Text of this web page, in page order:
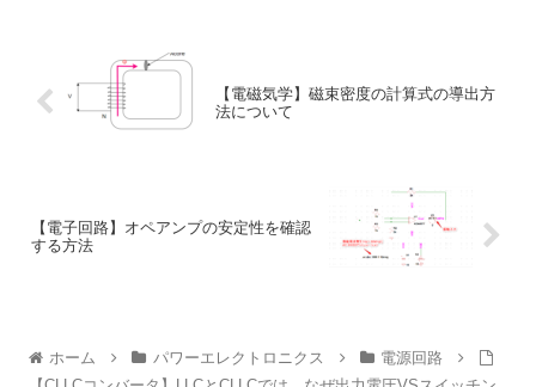
【電磁気学】磁束密度の計算式の導出方
法について
【電子回路】オペアンプの安定性を確認
する方法
ホーム パワーエレクトロニクス
電源回路